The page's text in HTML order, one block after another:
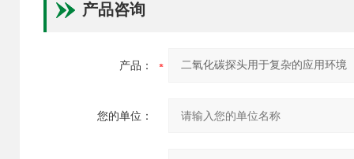
产品咨询
产品：
您的单位：